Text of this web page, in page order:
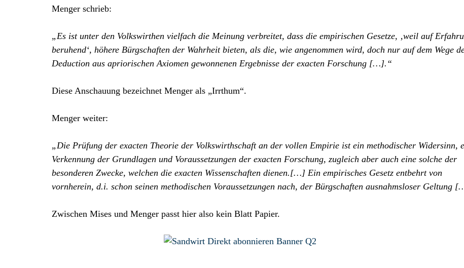
Menger schrieb:
„Es ist unter den Volkswirthen vielfach die Meinung verbreitet, dass die empirischen Gesetze, ‚weil auf
beruhend‘, höhere Bürgschaften der Wahrheit bieten, als die, wie angenommen wird, doch nur auf dem Wege
Deduction aus apriorischen Axiomen gewonnenen Ergebnisse der exacten Forschung […].“
Diese Anschauung bezeichnet Menger als „Irrthum“.
Menger weiter:
„Die Prüfung der exacten Theorie der Volkswirthschaft an der vollen Empirie ist ein methodischer Widersinn,
Verkennung der Grundlagen und Voraussetzungen der exacten Forschung, zugleich aber auch eine solche der
besonderen Zwecke, welchen die exacten Wissenschaften dienen.[…] Ein empirisches Gesetz entbehrt von
vornherein, d.i. schon seinen methodischen Voraussetzungen nach, der Bürgschaften ausnahmsloser Geltung
Zwischen Mises und Menger passt hier also kein Blatt Papier.